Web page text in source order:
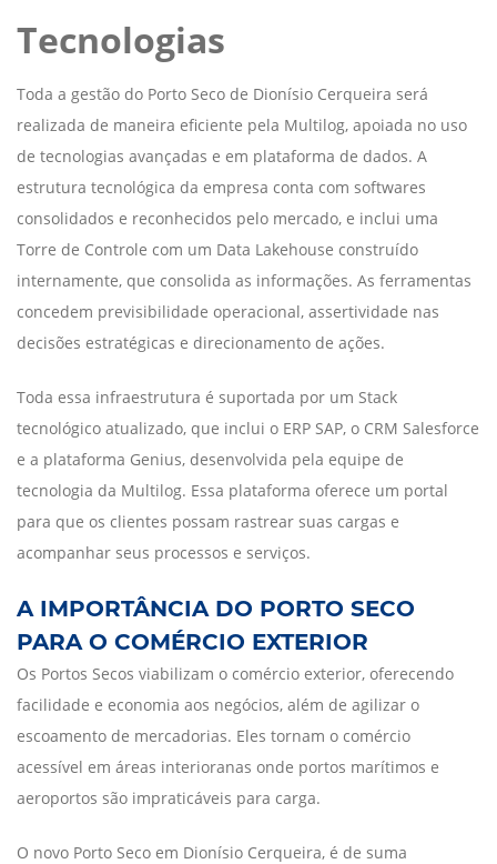
Tecnologias
Toda a gestão do Porto Seco de Dionísio Cerqueira será
realizada de maneira eficiente pela Multilog, apoiada no uso
de tecnologias avançadas e em plataforma de dados. A
estrutura tecnológica da empresa conta com softwares
consolidados e reconhecidos pelo mercado, e inclui uma
Torre de Controle com um Data Lakehouse construído
internamente, que consolida as informações. As ferramentas
concedem previsibilidade operacional, assertividade nas
decisões estratégicas e direcionamento de ações.
Toda essa infraestrutura é suportada por um Stack
tecnológico atualizado, que inclui o ERP SAP, o CRM Salesforce
e a plataforma Genius, desenvolvida pela equipe de
tecnologia da Multilog. Essa plataforma oferece um portal
para que os clientes possam rastrear suas cargas e
acompanhar seus processos e serviços.
A IMPORTÂNCIA DO PORTO SECO
PARA O COMÉRCIO EXTERIOR
Os Portos Secos viabilizam o comércio exterior, oferecendo
facilidade e economia aos negócios, além de agilizar o
escoamento de mercadorias. Eles tornam o comércio
acessível em áreas interioranas onde portos marítimos e
aeroportos são impraticáveis para carga.
O novo Porto Seco em Dionísio Cerqueira, é de suma